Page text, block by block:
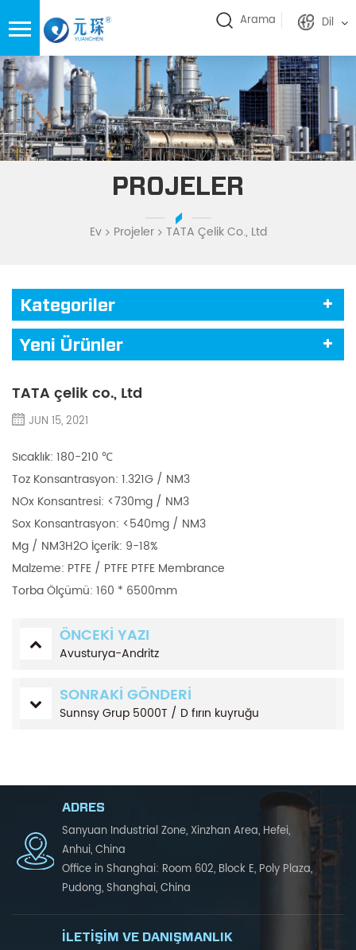
Arama Dil
PROJELER
Ev Projeler TATA Çelik Co., Ltd
Kategoriler
Yeni Ürünler
TATA çelik co., Ltd
JUN 15, 2021
Sıcaklık: 180-210 ℃
Toz Konsantrasyon: 1.321G / NM3
NOx Konsantresi: <730mg / NM3
Sox Konsantrasyon: <540mg / NM3
Mg / NM3H2O İçerik: 9-18%
Malzeme: PTFE / PTFE PTFE Membrance
Torba Ölçümü: 160 * 6500mm
ÖNCEKI YAZI
Avusturya-Andritz
SONRAKI GÖNDERI
Sunnsy Grup 5000T / D fırın kuyruğu
ADRES
Sanyuan Industrial Zone, Xinzhan Area, Hefei,
Anhui, China
Office in Shanghai: Room 602, Block E, Poly Plaza,
Pudong, Shanghai, China
İLETIŞIM VE DANIŞMANLIK